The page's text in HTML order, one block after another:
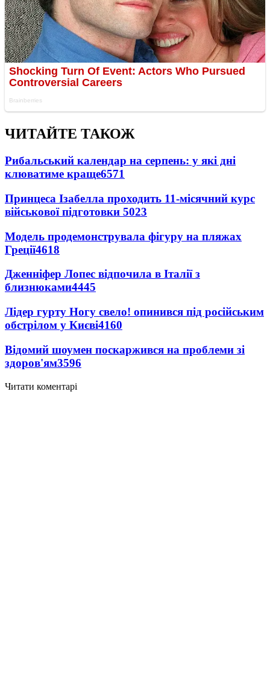
ЧИТАЙТЕ ТАКОЖ
Рибальський календар на серпень: у які дні
клюватиме краще6571
Принцеса Ізабелла проходить 11-місячний курс
військової підготовки 5023
Модель продемонструвала фігуру на пляжах
Греції4618
Дженніфер Лопес відпочила в Італії з
близнюками4445
Лідер гурту Ногу свело! опинився під російським
обстрілом у Києві4160
Відомий шоумен поскаржився на проблеми зі
здоров'ям3596
Читати коментарі